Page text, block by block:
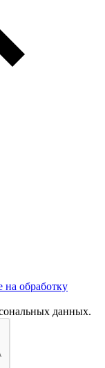
на обработку
данных.